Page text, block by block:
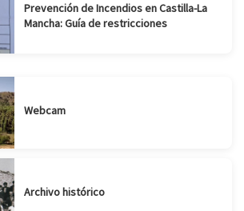
Prevención de Incendios en Castilla-La
Mancha: Guía de restricciones
Webcam
Archivo histórico